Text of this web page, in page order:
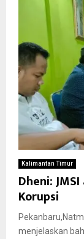
Kalimantan Timur
Dheni:
Korupsi
menjelaskan